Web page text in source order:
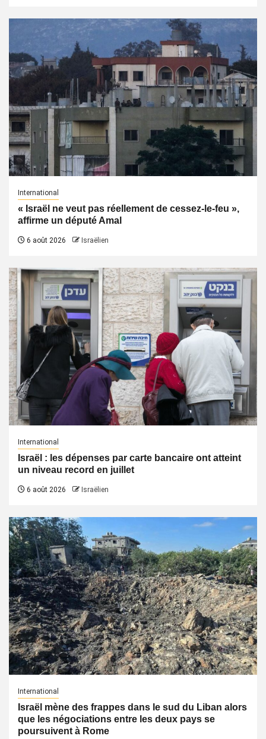
International
« Israël ne veut pas réellement de cessez-le-feu »,
affirme un député Amal
6 août 2026 Israëlien
International
Israël : les dépenses par carte bancaire ont atteint
un niveau record en juillet
6 août 2026 Israëlien
International
Israël mène des frappes dans le sud du Liban alors
que les négociations entre les deux pays se
poursuivent à Rome